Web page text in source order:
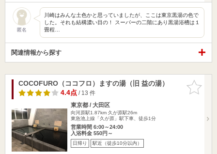
匿名
川崎はみんな土色かと思っていましたが、ここは東京黒湯の色で
した。それも結構濃い目の！ スーパーの二階にあり黒湯浴槽は１
畳程…
関連情報から探す
お気に入
りに追加
COCOFURO（ココフロ）ますの湯（旧 益の湯）
4.4点/ 13 件
東京都 / 大田区
向河原駅1.87km 久が原駅26m
東急池上線「久が原」駅下車、徒歩1分
営業時間 6:00～24:00
入浴料金 550円～
日帰り 駅近（徒歩10分以内）